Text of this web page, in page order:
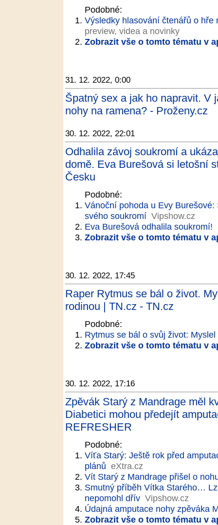
Podobné:
Výsledky hlasování čtenářů o hře
preview, videa a novinky
Zobrazit vše o tomto tématu v
31. 12. 2022, 0:00
Špatný sex a jak ho napravit. V
nohy na ramena? - Proženy.cz
30. 12. 2022, 22:01
Odhalila závoj soukromí a
domě. Eva Burešová si letošní
Česku
Podobné:
Vánoční pohoda u Evy
svého soukromí Vipshow.cz
Eva Burešová odhalila soukromí!
Zobrazit vše o tomto tématu v
30. 12. 2022, 17:45
Raper Rytmus se bál o život.
rodinou | TN.cz - TN.cz
Podobné:
Rytmus se bál o svůj život:
Zobrazit vše o tomto tématu v
30. 12. 2022, 17:16
Zpěvák Starý z Mandrage měl
Diabetici mohou předejít
REFRESHER
Podobné:
Víťa Starý: Ještě rok před
plánů eXtra.cz
Vít Starý z Mandrage přišel o
Smutný příběh Vítka Starého…
nepomohl dřív Vipshow.cz
Údajná amputace nohy zpěváka
Zobrazit vše o tomto tématu v